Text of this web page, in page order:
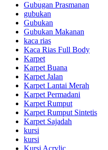
Gubugan Prasmanan
gubukan
Gubukan
Gubukan Makanan
kaca rias
Kaca Rias Full Body
Karpet
Karpet Buana
Karpet Jalan
Karpet Lantai Merah
Karpet Permadani
Karpet Rumput
Karpet Rumput Sintetis
Karpet Sajadah
kursi
kursi